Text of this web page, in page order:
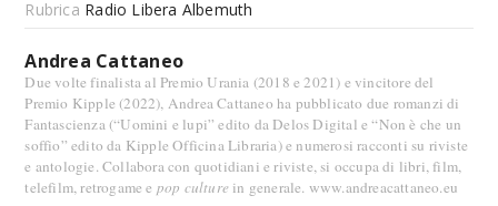
Rubrica Radio Libera Albemuth
Andrea Cattaneo
Due volte finalista al Premio Urania (2018 e 2021) e vincitore del
Premio Kipple (2022), Andrea Cattaneo ha pubblicato due romanzi di
Fantascienza (“Uomini e lupi” edito da Delos Digital e “Non è che un
soffio” edito da Kipple Officina Libraria) e numerosi racconti su riviste
e antologie. Collabora con quotidiani e riviste, si occupa di libri, film,
telefilm, retrogame e pop culture in generale. www.andreacattaneo.eu